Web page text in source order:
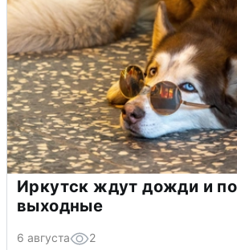
Иркутск ждут дожди и
выходные
6 августа 2